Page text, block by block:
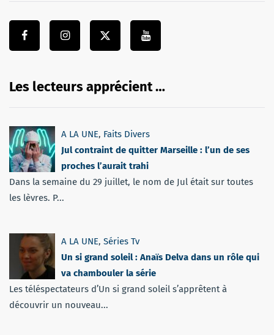
Les lecteurs apprécient …
A LA UNE, Faits Divers
Jul contraint de quitter Marseille : l’un de ses
proches l’aurait trahi
Dans la semaine du 29 juillet, le nom de Jul était sur toutes
les lèvres. P...
A LA UNE, Séries Tv
Un si grand soleil : Anaïs Delva dans un rôle qui
va chambouler la série
Les téléspectateurs d’Un si grand soleil s’apprêtent à
découvrir un nouveau...